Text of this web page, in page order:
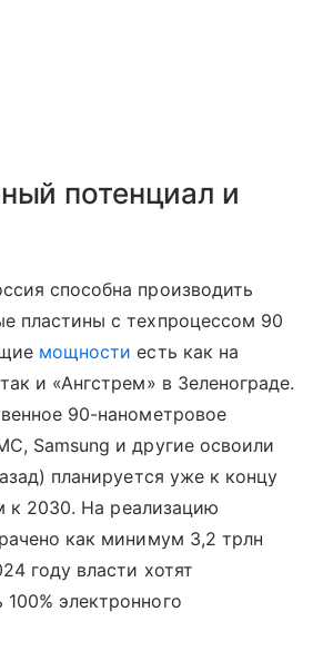
потенциал и
способна производить
пластины с техпроцессом 90
мощностиесть как на
и «Ангстрем» в Зеленограде.
90-нанометровое
Samsung и другие освоили
планируется уже к концу
к 2030. На реализацию
как минимум 3,2 трлн
году власти хотят
электронного